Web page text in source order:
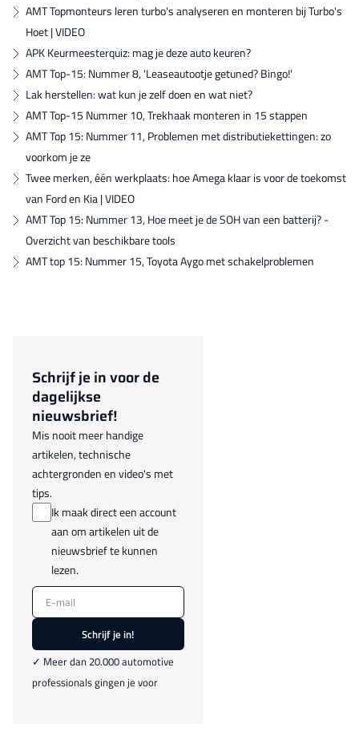
AMT Topmonteurs leren turbo's analyseren en monteren bij Turbo's
Hoet | VIDEO
APK Keurmeesterquiz: mag je deze auto keuren?
AMT Top-15: Nummer 8, 'Leaseautootje getuned? Bingo!'
Lak herstellen: wat kun je zelf doen en wat niet?
AMT Top-15 Nummer 10, Trekhaak monteren in 15 stappen
AMT Top 15: Nummer 11, Problemen met distributiekettingen: zo
voorkom je ze
Twee merken, één werkplaats: hoe Amega klaar is voor de toekomst
van Ford en Kia | VIDEO
AMT Top 15: Nummer 13, Hoe meet je de SOH van een batterij? -
Overzicht van beschikbare tools
AMT top 15: Nummer 15, Toyota Aygo met schakelproblemen
Schrijf je in voor de
dagelijkse
nieuwsbrief!
Mis nooit meer handige
artikelen, technische
achtergronden en video's met
tips.
Ik maak direct een account
aan om artikelen uit de
nieuwsbrief te kunnen
lezen.
E-mail
Schrijf je in!
✓ Meer dan 20.000 automotive
professionals gingen je voor